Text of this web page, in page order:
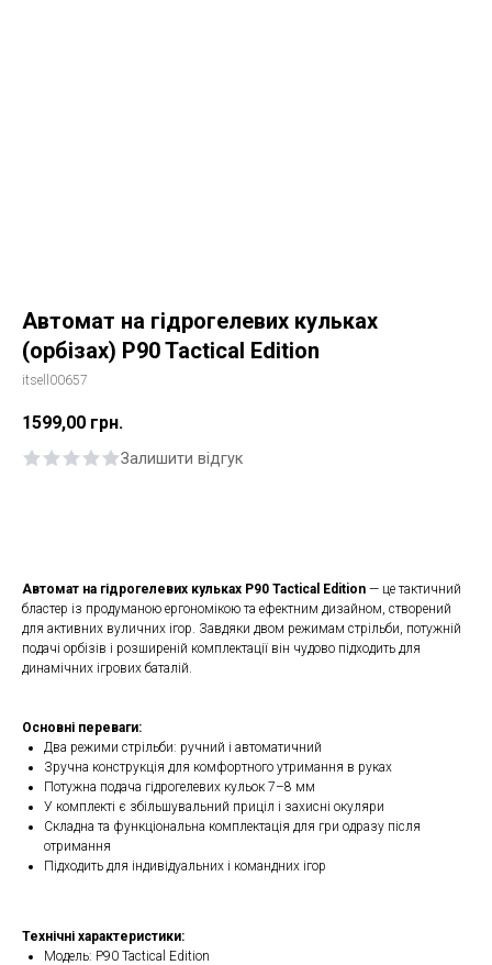
Автомат на гідрогелевих кульках
(орбізах) P90 Tactical Edition
itsell00657
1599,00 грн.
Залишити відгук
Автомат на гідрогелевих кульках P90 Tactical Edition — це тактичний
бластер із продуманою ергономікою та ефектним дизайном, створений
для активних вуличних ігор. Завдяки двом режимам стрільби, потужній
подачі орбізів і розширеній комплектації він чудово підходить для
динамічних ігрових баталій.
Основні переваги:
Два режими стрільби: ручний і автоматичний
Зручна конструкція для комфортного утримання в руках
Потужна подача гідрогелевих кульок 7–8 мм
У комплекті є збільшувальний приціл і захисні окуляри
Складна та функціональна комплектація для гри одразу після
отримання
Підходить для індивідуальних і командних ігор
Технічні характеристики:
Модель: P90 Tactical Edition